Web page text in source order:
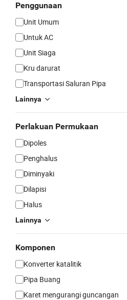
Penggunaan
Unit Umum
Untuk AC
Unit Siaga
Kru darurat
Transportasi Saluran Pipa
Lainnya
Perlakuan Permukaan
Dipoles
Penghalus
Diminyaki
Dilapisi
Halus
Lainnya
Komponen
Konverter katalitik
Pipa Buang
Karet mengurangi guncangan